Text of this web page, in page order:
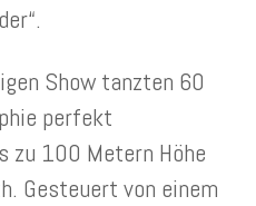
Show tanzten 60
perfekt
zu 100 Metern Höhe
Gesteuert von einem